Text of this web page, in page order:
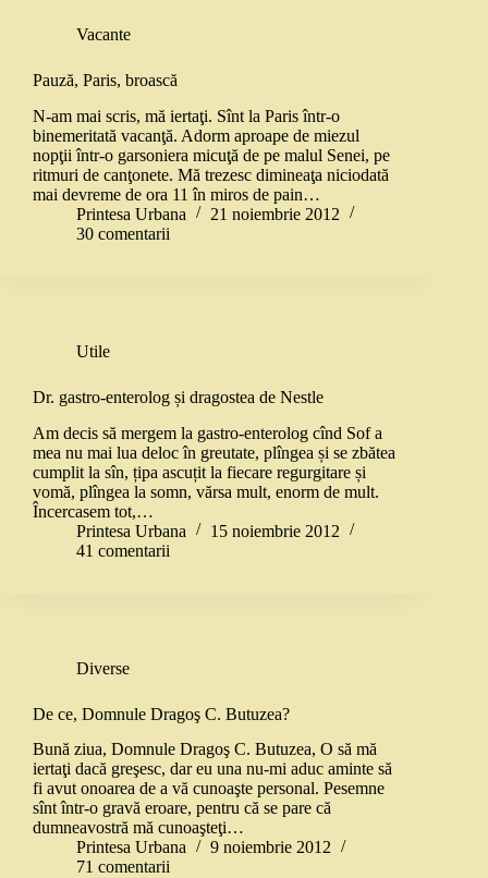
Vacante
Pauză, Paris, broască
N-am mai scris, mă iertaţi. Sînt la Paris într-o
binemeritată vacanţă. Adorm aproape de miezul
nopţii într-o garsoniera micuţă de pe malul Senei, pe
ritmuri de canţonete. Mă trezesc dimineaţa niciodată
mai devreme de ora 11 în miros de pain…
Printesa Urbana
21 noiembrie 2012
30 comentarii
Utile
Dr. gastro-enterolog și dragostea de Nestle
Am decis să mergem la gastro-enterolog cînd Sof a
mea nu mai lua deloc în greutate, plîngea și se zbătea
cumplit la sîn, țipa ascuțit la fiecare regurgitare și
vomă, plîngea la somn, vărsa mult, enorm de mult.
Încercasem tot,…
Printesa Urbana
15 noiembrie 2012
41 comentarii
Diverse
De ce, Domnule Dragoş C. Butuzea?
Bună ziua, Domnule Dragoş C. Butuzea, O să mă
iertaţi dacă greşesc, dar eu una nu-mi aduc aminte să
fi avut onoarea de a vă cunoaşte personal. Pesemne
sînt într-o gravă eroare, pentru că se pare că
dumneavostră mă cunoaşteţi…
Printesa Urbana
9 noiembrie 2012
71 comentarii